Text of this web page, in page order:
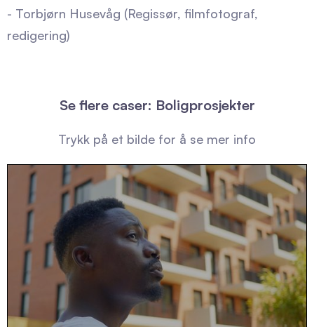
- Torbjørn Husevåg (Regissør, filmfotograf,
redigering)
Se flere caser: Boligprosjekter
Trykk på et bilde for å se mer info